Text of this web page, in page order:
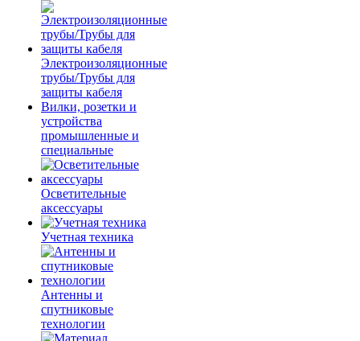
Электроизоляционные
трубы/Трубы для
защиты кабеля
Вилки, розетки и
устройства
промышленные и
специальные
Осветительные
аксессуары
Учетная техника
Антенны и
спутниковые
технологии